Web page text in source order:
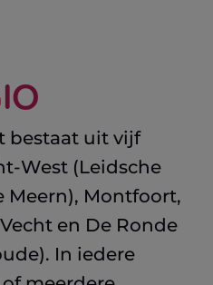
bestaat uit vijf
West (Leidsche
Meern), Montfoort,
en De Ronde
In iedere